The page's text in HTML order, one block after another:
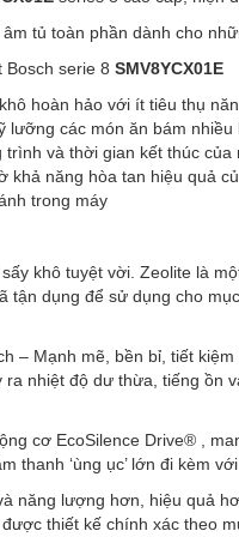
tủ toàn phần dành cho
serie 8 SMV8YCX01E
hoàn hảo với ít tiêu thụ
lưỡng các món ăn bám nhiều
và thời gian kết thúc
năng hòa tan hiệu quả
trong máy
khô tuyệt vời. Zeolite là
tận dụng để sử dụng cho
– Mạnh mẽ, bền bỉ, tiết
nhiệt độ dư thừa, tiếng
cơ EcoSilence Drive® ,
thanh ‘ùng ục’ lớn đi kèm với
năng lượng hơn, hiệu quả
thiết kế chính xác theo